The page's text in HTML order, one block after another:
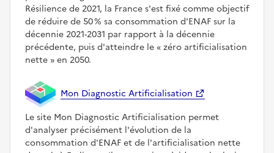
Résilience de 2021, la France s'est fixé comme objectif
de réduire de 50 % sa consommation d'ENAF sur la
décennie 2021-2031 par rapport à la décennie
précédente, puis d'atteindre le
zéro artificialisation
nette
en 2050.
Mon Diagnostic Artificialisation
Le site Mon Diagnostic Artificialisation permet
d'analyser précisément l'évolution de la
consommation d'ENAF et de l'artificialisation nette